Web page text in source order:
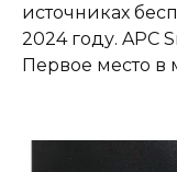
источниках
2024 году. APC
Первое место в